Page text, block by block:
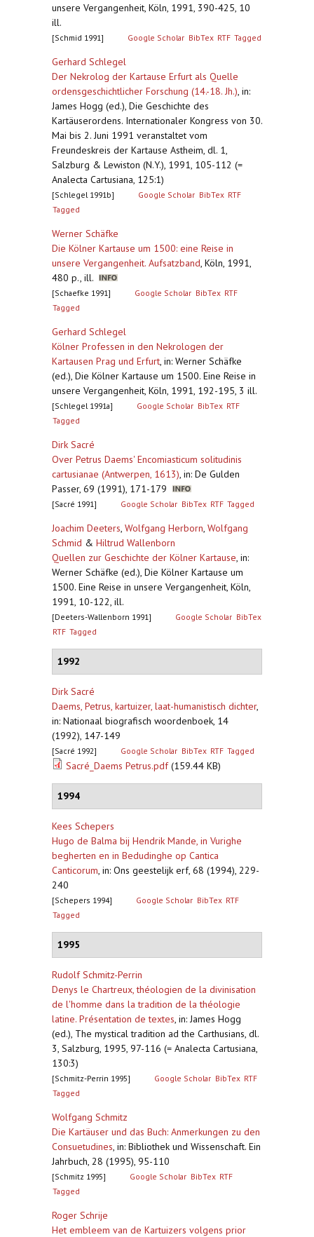
unsere Vergangenheit, Köln, 1991, 390-425, 10
ill.
[Schmid 1991] Google Scholar BibTex RTF Tagged
Gerhard Schlegel
Der Nekrolog der Kartause Erfurt als Quelle
ordensgeschichtlicher Forschung (14.-18. Jh.), in:
James Hogg (ed.), Die Geschichte des
Kartäuserordens. Internationaler Kongress von 30.
Mai bis 2. Juni 1991 veranstaltet vom
Freundeskreis der Kartause Astheim, dl. 1,
Salzburg & Lewiston (N.Y.), 1991, 105-112 (=
Analecta Cartusiana, 125:1)
[Schlegel 1991b] Google Scholar BibTex RTF
Tagged
Werner Schäfke
Die Kölner Kartause um 1500: eine Reise in
unsere Vergangenheit. Aufsatzband, Köln, 1991,
480 p., ill.
[Schaefke 1991] Google Scholar BibTex RTF
Tagged
Gerhard Schlegel
Kölner Professen in den Nekrologen der
Kartausen Prag und Erfurt, in: Werner Schäfke
(ed.), Die Kölner Kartause um 1500. Eine Reise in
unsere Vergangenheit, Köln, 1991, 192-195, 3 ill.
[Schlegel 1991a] Google Scholar BibTex RTF
Tagged
Dirk Sacré
Over Petrus Daems' Encomiasticum solitudinis
cartusianae (Antwerpen, 1613), in: De Gulden
Passer, 69 (1991), 171-179
[Sacré 1991] Google Scholar BibTex RTF Tagged
Joachim Deeters, Wolfgang Herborn, Wolfgang
Schmid & Hiltrud Wallenborn
Quellen zur Geschichte der Kölner Kartause, in:
Werner Schäfke (ed.), Die Kölner Kartause um
1500. Eine Reise in unsere Vergangenheit, Köln,
1991, 10-122, ill.
[Deeters-Wallenborn 1991] Google Scholar BibTex
RTF Tagged
1992
Dirk Sacré
Daems, Petrus, kartuizer, laat-humanistisch dichter,
in: Nationaal biografisch woordenboek, 14
(1992), 147-149
[Sacré 1992] Google Scholar BibTex RTF Tagged
Sacré_Daems Petrus.pdf(159.44 KB)
1994
Kees Schepers
Hugo de Balma bij Hendrik Mande, in Vurighe
begherten en in Bedudinghe op Cantica
Canticorum, in: Ons geestelijk erf, 68 (1994), 229-
240
[Schepers 1994] Google Scholar BibTex RTF
Tagged
1995
Rudolf Schmitz-Perrin
Denys le Chartreux, théologien de la divinisation
de l'homme dans la tradition de la théologie
latine. Présentation de textes, in: James Hogg
(ed.), The mystical tradition ad the Carthusians, dl.
3, Salzburg, 1995, 97-116 (= Analecta Cartusiana,
130:3)
[Schmitz-Perrin 1995] Google Scholar BibTex RTF
Tagged
Wolfgang Schmitz
Die Kartäuser und das Buch: Anmerkungen zu den
Consuetudines, in: Bibliothek und Wissenschaft. Ein
Jahrbuch, 28 (1995), 95-110
[Schmitz 1995] Google Scholar BibTex RTF
Tagged
Roger Schrije
Het embleem van de Kartuizers volgens prior